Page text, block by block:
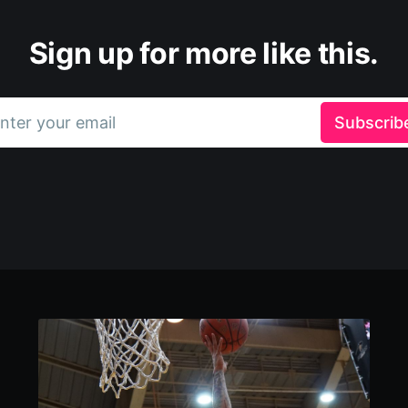
Sign up for more like this.
your email